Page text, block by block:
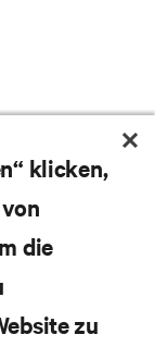
und erhalten
klicken,
die
zu